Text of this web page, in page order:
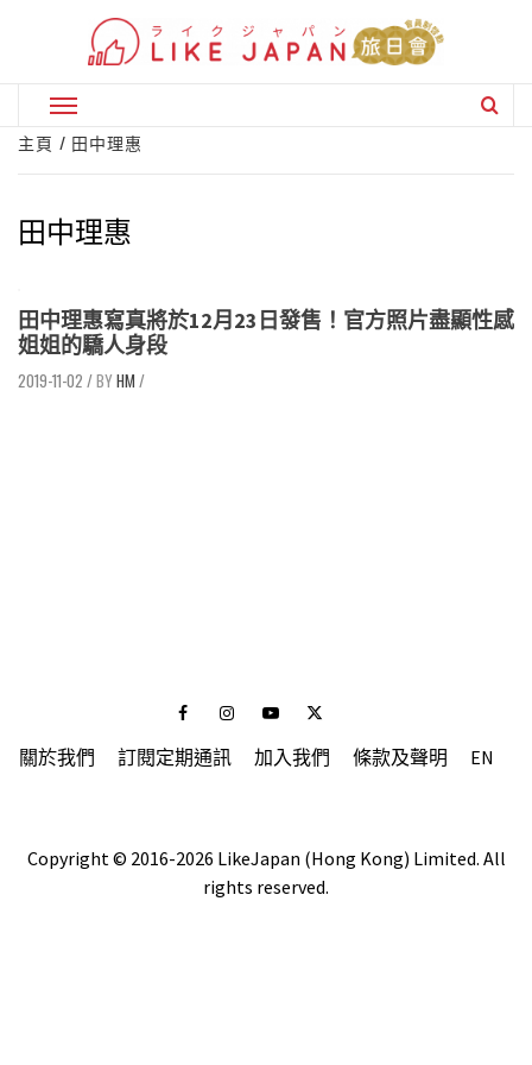
Primary
Menu
主頁 田中理惠
田中理惠
田中理惠寫真將於12月23日發售！官方照片盡顯性感
姐姐的驕人身段
2019-11-02 / HM /
FacebookInstagramYoutubeTwitter
關於我們 訂閱定期通訊 加入我們 條款及聲明 EN
Copyright © 2016-2026 LikeJapan (Hong Kong) Limited. All
rights reserved.